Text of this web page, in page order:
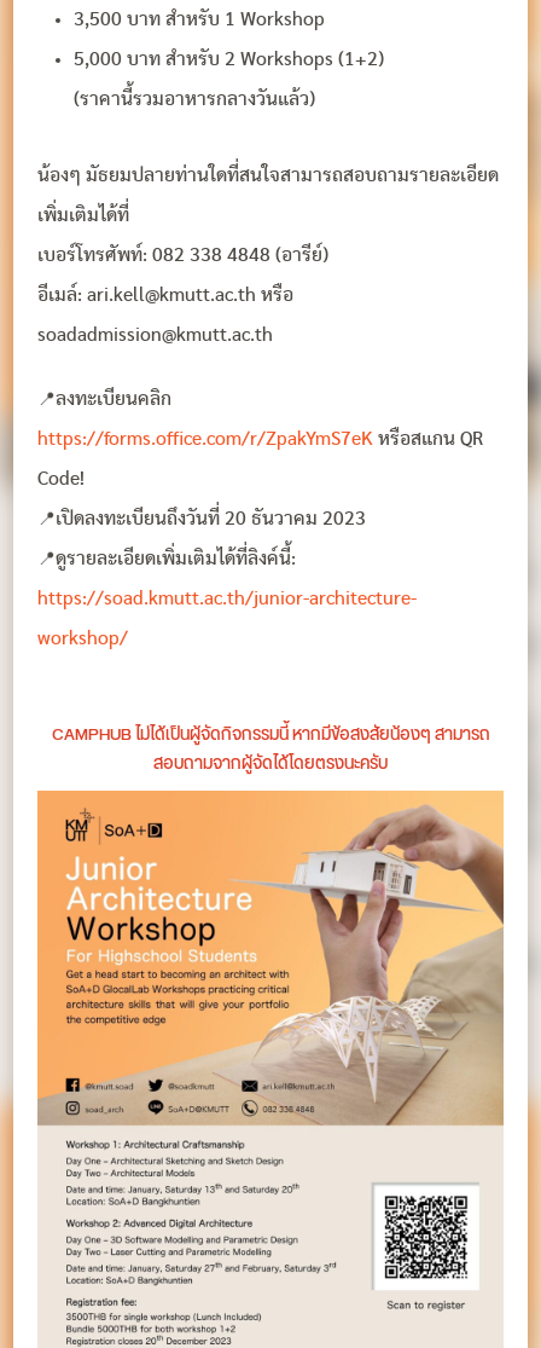
3,500 บาท สำหรับ 1 Workshop
5,000 บาท สำหรับ 2 Workshops (1+2)
(ราคานี้รวมอาหารกลางวันแล้ว)
น้องๆ มัธยมปลายท่านใดที่สนใจสามารถสอบถามรายละเอียด
เพิ่มเติมได้ที่
เบอร์โทรศัพท์: 082 338 4848 (อารีย์)
อีเมล์:ari.kell@kmutt.ac.th หรือ
soadadmission@kmutt.ac.th
📍ลงทะเบียนคลิก
https://forms.office.com/r/ZpakYmS7eK หรือสแกน QR
Code!
📍เปิดลงทะเบียนถึงวันที่ 20 ธันวาคม 2023
📍ดูรายละเอียดเพิ่มเติมได้ที่ลิงค์นี้:
https://soad.kmutt.ac.th/junior-architecture-
workshop/
CAMPHUB ไม่ได้เป็นผู้จัดกิจกรรมนี้ หากมีข้อสงสัยน้องๆ สามารถ
สอบถามจากผู้จัดได้โดยตรงนะครับ